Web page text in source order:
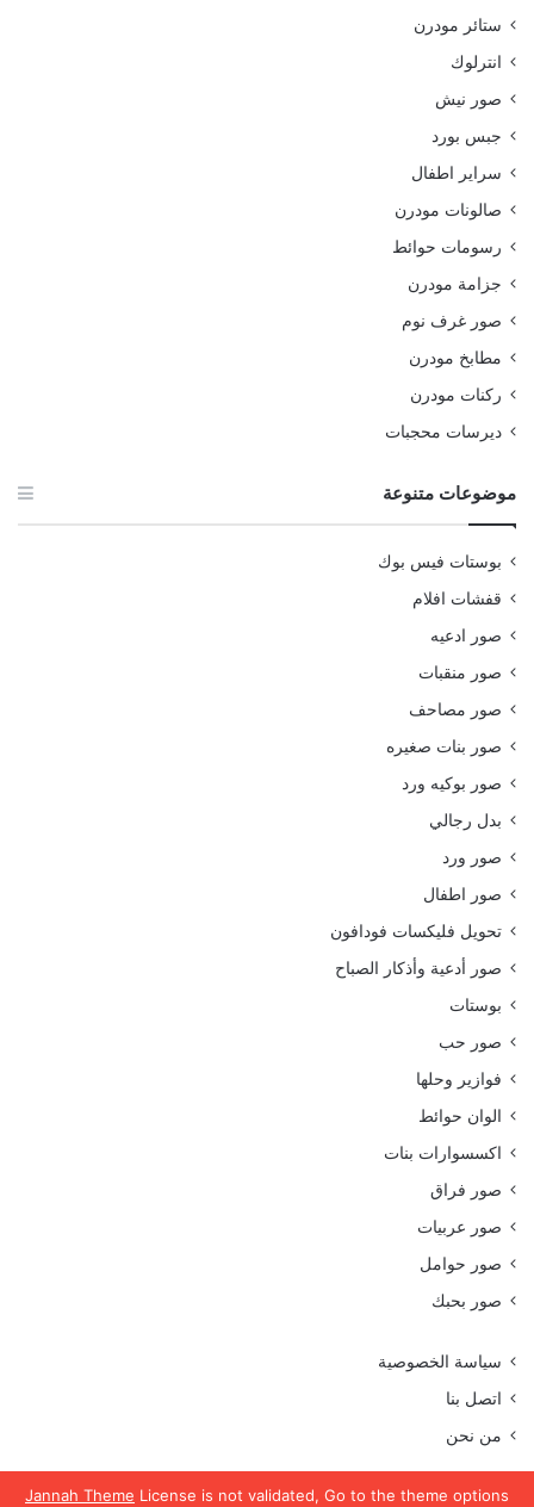
Jannah Theme License is not validated, Go to the theme options
ستائر مودرن
انترلوك
صور نيش
جبس بورد
سراير اطفال
صالونات مودرن
رسومات حوائط
جزامة مودرن
صور غرف نوم
مطابخ مودرن
ركنات مودرن
ديرسات محجبات
موضوعات متنوعة
بوستات فيس بوك
قفشات افلام
صور ادعيه
صور منقبات
صور مصاحف
صور بنات صغيره
صور بوكيه ورد
بدل رجالي
صور ورد
صور اطفال
تحويل فليكسات فودافون
صور أدعية وأذكار الصباح
بوستات
صور حب
فوازير وحلها
الوان حوائط
اكسسوارات بنات
صور فراق
صور عربيات
صور حوامل
صور بحبك
سياسة الخصوصية
اتصل بنا
من نحن